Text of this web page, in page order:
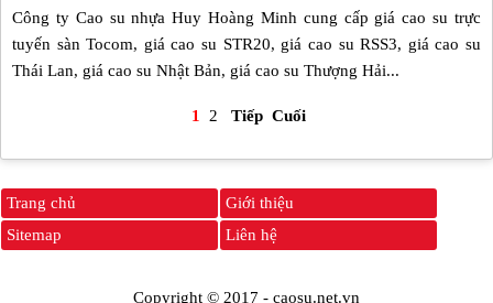
Công ty Cao su nhựa Huy Hoàng Minh cung cấp giá cao su trực
tuyến sàn Tocom, giá cao su STR20, giá cao su RSS3, giá cao su
Thái Lan, giá cao su Nhật Bản, giá cao su Thượng Hải...
1 2 Tiếp Cuối
Trang chủ
Giới thiệu
Sitemap
Liên hệ
Copyright © 2017 - caosu.net.vn